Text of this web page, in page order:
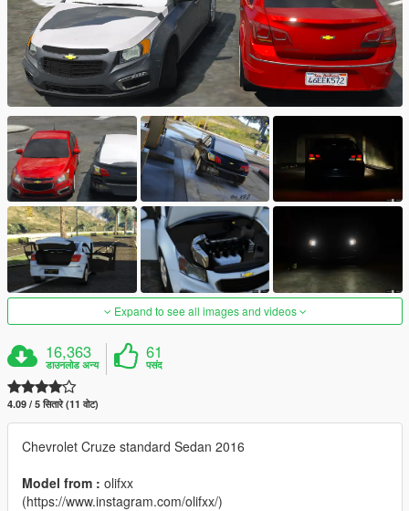
Expand to see all images and videos
16,363
डाउनलोड अन्य
61
पसंद
4.09 / 5 सितारे (11 वोट)
Chevrolet Cruze standard Sedan 2016
Model from : olifxx
(https://www.instagram.com/olifxx/)